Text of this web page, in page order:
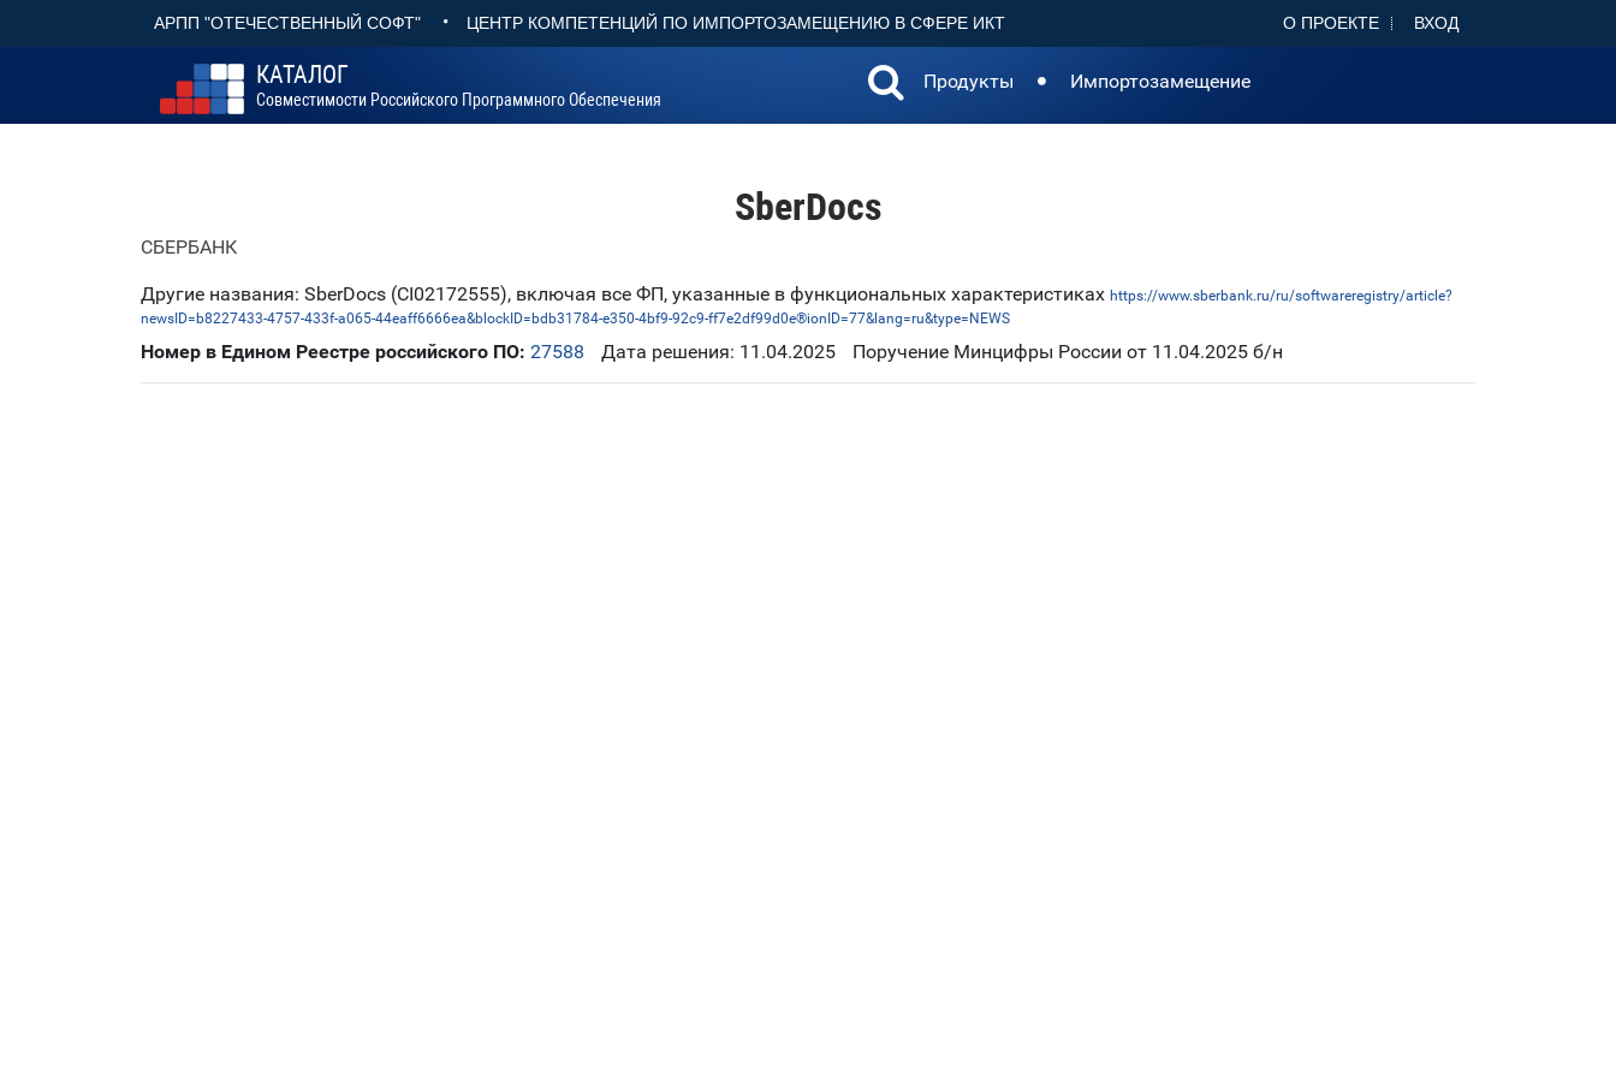
АРПП "ОТЕЧЕСТВЕННЫЙ СОФТ" • ЦЕНТР КОМПЕТЕНЦИЙ ПО ИМПОРТОЗАМЕЩЕНИЮ В СФЕРЕ ИКТ О ПРОЕКТЕ ВХОД
КАТАЛОГ
Совместимости Российского Программного Обеспечения
Продукты Импортозамещение
SberDocs
СБЕРБАНК
Другие названия: SberDocs (CI02172555), включая все ФП, указанные в функциональных характеристиках https://www.sberbank.ru/ru/softwareregistry/article?
newsID=b8227433-4757-433f-a065-44eaff6666ea&blockID=bdb31784-e350-4bf9-92c9-ff7e2df99d0e®ionID=77&lang=ru&type=NEWS
Номер в Едином Реестре российского ПО: 27588 Дата решения: 11.04.2025 Поручение Минцифры России от 11.04.2025 б/н